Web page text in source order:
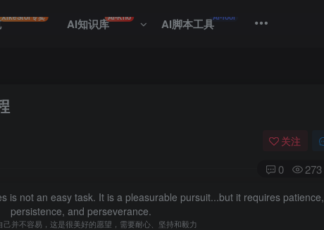
XikeStor专卖 AI知识库AI-Kno AI脚本工具AI-Tool
关注
0 273
is not an easy task. It is a pleasurable pursuit...but it requires patience,
persistence, and perseverance.
己并不容易，这是很美好的愿望，需要耐心、坚持和毅力